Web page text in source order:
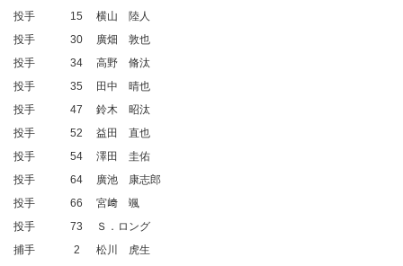
投手
15
横山 陸人
投手
30
廣畑 敦也
投手
34
高野 脩汰
投手
35
田中 晴也
投手
47
鈴木 昭汰
投手
52
益田 直也
投手
54
澤田 圭佑
投手
64
廣池 康志郎
投手
66
宮﨑 颯
投手
73
Ｓ．ロング
捕手
2
松川 虎生